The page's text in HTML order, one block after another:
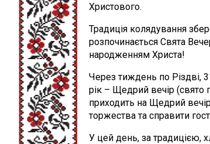
Христового.
Традиція колядування
розпочинається Свята
народженням Христа!
Через тиждень по Різдві,
рік – Щедрий вечір
приходить на Щедрий
торжества та справити
У цей день, за традицією,